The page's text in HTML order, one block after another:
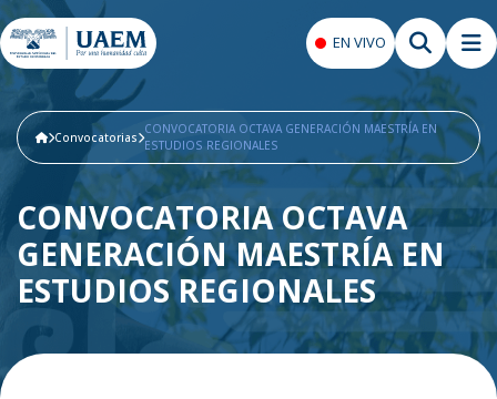
EN VIVO
Convocatorias
CONVOCATORIA OCTAVA GENERACIÓN MAESTRÍA EN
ESTUDIOS REGIONALES
CONVOCATORIA OCTAVA
GENERACIÓN MAESTRÍA EN
ESTUDIOS REGIONALES